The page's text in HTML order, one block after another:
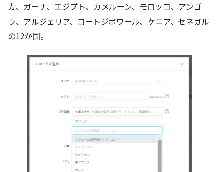
カ、ガーナ、エジプト、カメルーン、モロッコ、アンゴ
ラ、アルジェリア、コートジボワール、ケニア、セネガル
の12か国。